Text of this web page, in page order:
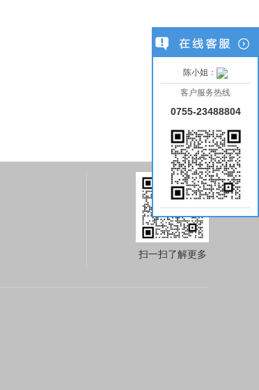
扫一扫了解更多
陈小姐：
客户服务热线
0755-23488804